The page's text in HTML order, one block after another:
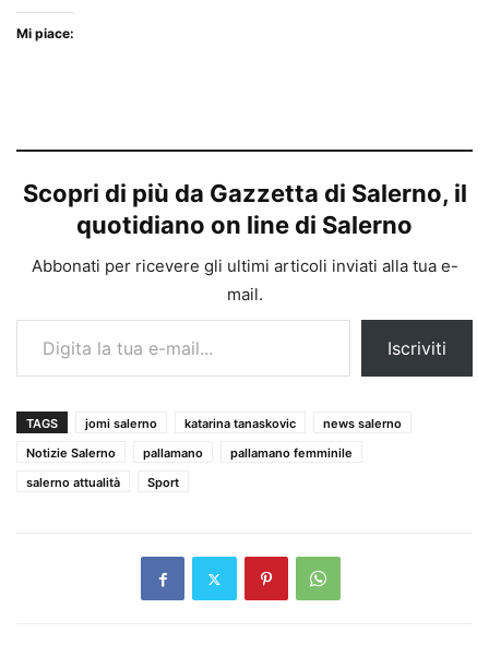
Mi piace:
Scopri di più da Gazzetta di Salerno, il
quotidiano on line di Salerno
Abbonati per ricevere gli ultimi articoli inviati alla tua e-
mail.
Digita la tua e-mail...
Iscriviti
TAGS jomi salerno katarina tanaskovic
news salerno
Notizie Salerno
pallamano
pallamano femminile
salerno attualità
Sport